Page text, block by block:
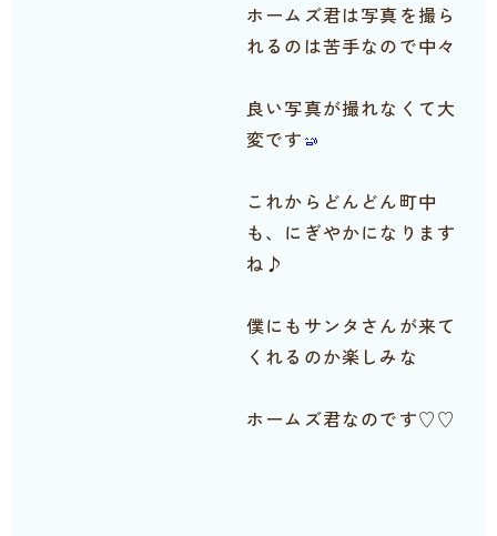
ホームズ君は写真を撮ら
れるのは苦手なので中々
良い写真が撮れなくて大
変です
これからどんどん町中
も、にぎやかになります
ね♪
僕にもサンタさんが来て
くれるのか楽しみな
ホームズ君なのです♡♡